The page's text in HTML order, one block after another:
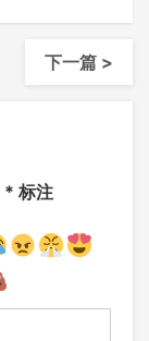
下一篇 >
* 标注